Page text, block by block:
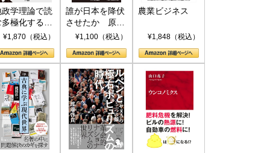
政学理論で読
多極化する世
トランプと
¥1,870（税込）
誰が日本を降伏
させたか 原爆
投下、ソ連参
(PHP新書)
¥1,100（税込）
農業ビジネス
¥1,848（税込）